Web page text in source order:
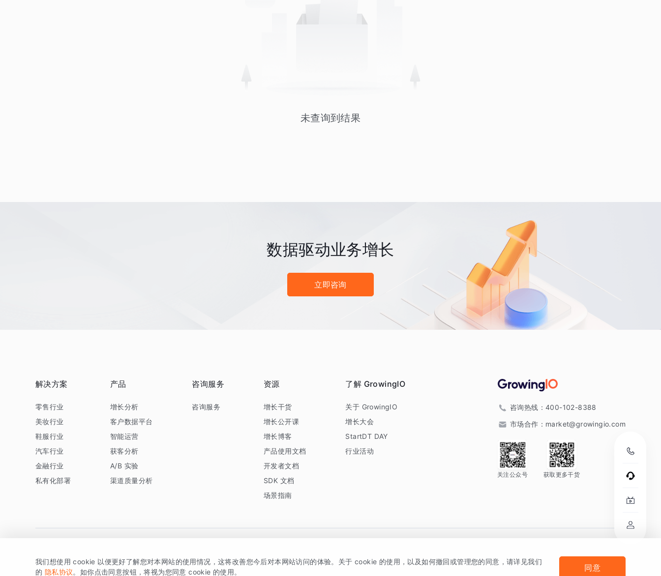
未查询到结果
数据驱动业务增长
立即咨询
解决方案
零售行业
美妆行业
鞋服行业
汽车行业
金融行业
私有化部署
产品
增长分析
客户数据平台
智能运营
获客分析
A/B 实验
渠道质量分析
咨询服务
咨询服务
资源
增长干货
增长公开课
增长博客
产品使用文档
开发者文档
SDK 文档
场景指南
了解 GrowingIO
关于 GrowingIO
增长大会
StartDT DAY
行业活动
咨询热线： 400-102-8388
市场合作： market@growingio.com
关注公众号 获取更多干货
版权所有 © 北京易数科技有限公司SDK相关说明 京ICP备15038330号 法律声明及隐私条款
我们想使用 cookie 以便更好了解您对本网站的使用情况，这将改善您今后对本网站访问的体验。关于 cookie 的使用，以及如何撤回或管理您的同意，请详见我们
的 隐私协议。如你点击同意按钮，将视为您同意 cookie 的使用。 同意